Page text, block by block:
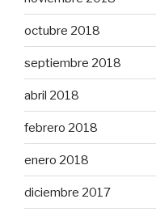
octubre 2018
septiembre 2018
abril 2018
febrero 2018
enero 2018
diciembre 2017